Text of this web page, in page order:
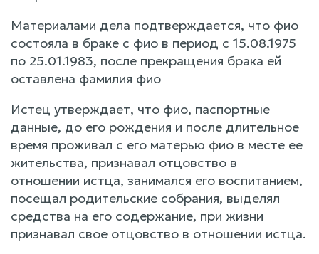
Материалами дела подтверждается, что фио
состояла в браке с фио в период с 15.08.1975
по 25.01.1983, после прекращения брака ей
оставлена фамилия фио
Истец утверждает, что фио, паспортные
данные, до его рождения и после длительное
время проживал с его матерью фио в месте ее
жительства, признавал отцовство в
отношении истца, занимался его воспитанием,
посещал родительские собрания, выделял
средства на его содержание, при жизни
признавал свое отцовство в отношении истца.